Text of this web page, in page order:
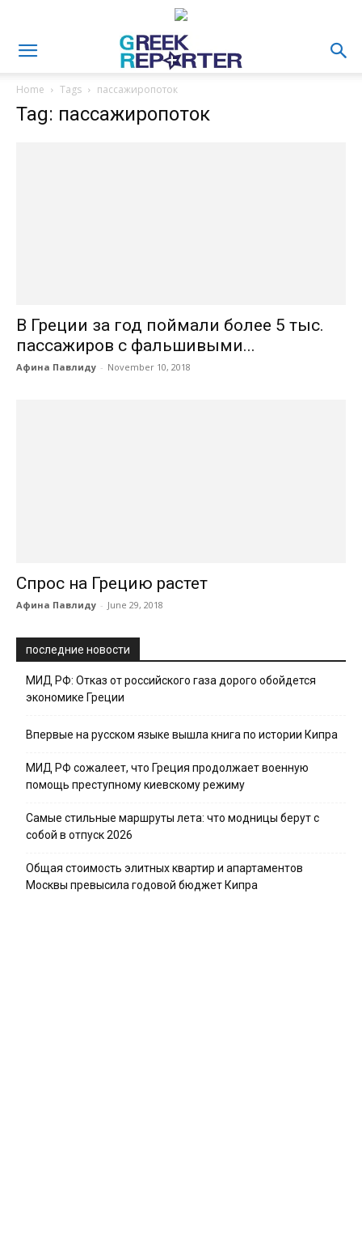
Home Tags пассажиропоток
Tag: пассажиропоток
В Греции за год поймали более 5 тыс.
пассажиров с фальшивыми...
Афина Павлиду - November 10, 2018
Спрос на Грецию растет
Афина Павлиду - June 29, 2018
последние новости
МИД РФ: Отказ от российского газа дорого обойдется
экономике Греции
Впервые на русском языке вышла книга по истории Кипра
МИД РФ сожалеет, что Греция продолжает военную
помощь преступному киевскому режиму
Самые стильные маршруты лета: что модницы берут с
собой в отпуск 2026
Общая стоимость элитных квартир и апартаментов
Москвы превысила годовой бюджет Кипра